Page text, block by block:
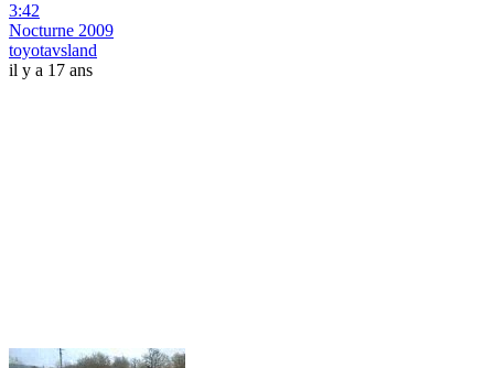
3:42
Nocturne 2009
toyotavsland
il y a 17 ans